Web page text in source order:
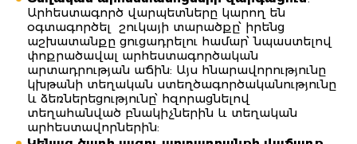
Արհեստագործ վարպետները կարող են
օգտագործել շուկայի տարածքը՝ իրենց
աշխատանքը ցուցադրելու համար՝ նպաստելով
փոքրածավալ արհեստագործական
արտադրության աճին: Այս հնարավորությունը
կխթանի տեղական ստեղծագործականությունը
և ձեռներեցությունը՝ հզորացնելով
տեղահանված բնակիչներին և տեղական
արհեստավորներին: